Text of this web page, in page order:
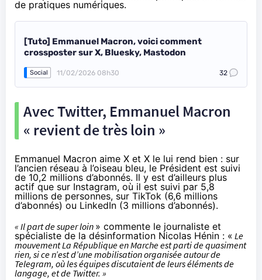
de pratiques numériques.
[Tuto] Emmanuel Macron, voici comment
crossposter sur X, Bluesky, Mastodon
Social 11/02/2026 08h30 32
Avec Twitter, Emmanuel Macron
« revient de très loin »
Emmanuel Macron aime X et X le lui rend bien : sur
l’ancien réseau à l’oiseau bleu, le Président est suivi
de 10,2 millions d’abonnés. Il y est d’ailleurs plus
actif que sur Instagram, où il est suivi par 5,8
millions de personnes, sur TikTok (6,6 millions
d’abonnés) ou LinkedIn (3 millions d’abonnés).
« Il part de super loin » commente le journaliste et
spécialiste de la désinformation Nicolas Hénin : « Le
mouvement La République en Marche est parti de quasiment
rien, si ce n’est d’une mobilisation organisée autour de
Telegram, où les équipes discutaient de leurs éléments de
langage, et de Twitter. »